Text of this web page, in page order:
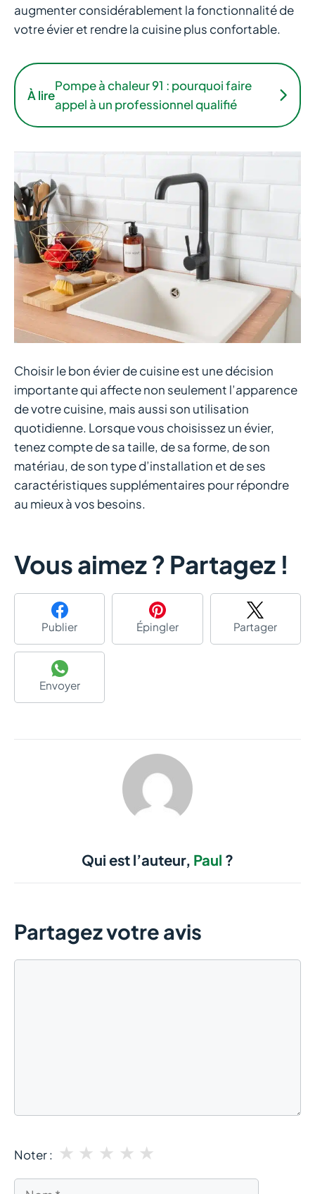
augmenter considérablement la fonctionnalité de
votre évier et rendre la cuisine plus confortable.
À lire
Pompe à chaleur 91 : pourquoi faire
appel à un professionnel qualifié
Choisir le bon évier de cuisine est une décision
importante qui affecte non seulement l’apparence
de votre cuisine, mais aussi son utilisation
quotidienne. Lorsque vous choisissez un évier,
tenez compte de sa taille, de sa forme, de son
matériau, de son type d’installation et de ses
caractéristiques supplémentaires pour répondre
au mieux à vos besoins.
Vous aimez ? Partagez !
Publier Épingler Partager
Envoyer
Qui est l’auteur, Paul ?
Partagez votre avis
Noter : ★
★
★
★
★
Nom